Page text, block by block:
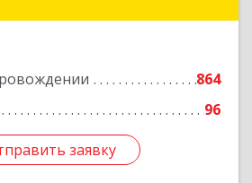
864
96
заявку
заявку